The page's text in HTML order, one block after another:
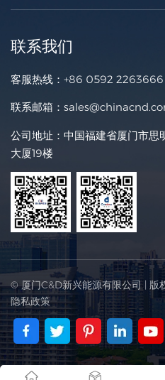
联系我们
客服热线： +86 0592 2263666
联系邮箱：
公司地址：中国福建省厦门市
大厦19楼
© 厦门C&D新兴能源有限公司 | 版
隐私政策